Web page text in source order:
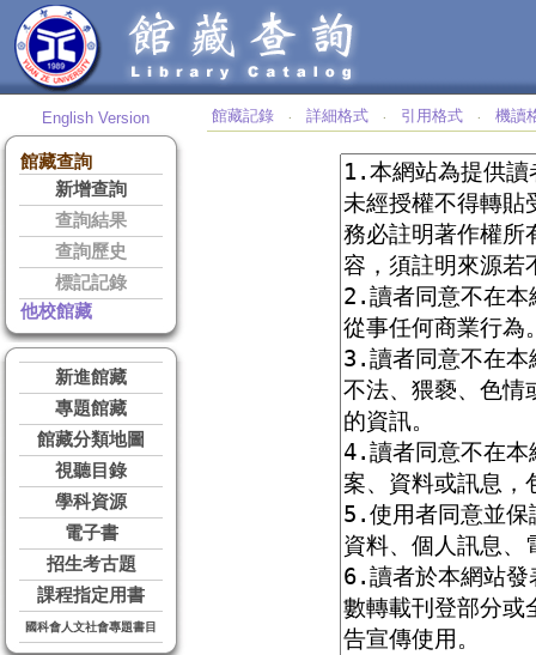
English Version
館藏查詢
新增查詢
查詢結果
查詢歷史
標記記錄
他校館藏
新進館藏
專題館藏
館藏分類地圖
視聽目錄
學科資源
電子書
招生考古題
課程指定用書
國科會人文社會專題書目
館藏記錄 ‧ 詳細格式 ‧ 引用格式 ‧ 機讀